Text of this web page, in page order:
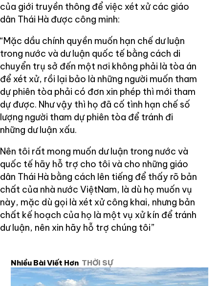
của giới truyền thông để việc xét xử các giáo
dân Thái Hà được công minh:
“Mặc dầu chính quyền muốn hạn chế dư luận
trong nước và dư luận quốc tế bằng cách di
chuyển trụ sở đến một nơi không phải là tòa án
để xét xử, rồi lại bảo là những người muốn tham
dự phiên tòa phải có đơn xin phép thì mới tham
dự được. Như vậy thì họ đã cố tình hạn chế số
lượng người tham dự phiên tòa để tránh đi
những dư luận xấu.
Nên tôi rất mong muốn dư luận trong nước và
quốc tế hãy hỗ trợ cho tôi và cho những giáo
dân Thái Hà bằng cách lên tiếng để thấy rõ bản
chất của nhà nước ViệtNam, là dù họ muốn vụ
này, mặc dù gọi là xét xử công khai, nhưng bản
chất kế hoạch của họ là một vụ xử kín để tránh
dư luận, nên xin hãy hỗ trợ chúng tôi”
Nhiều Bài Viết Hơn THỜI SỰ